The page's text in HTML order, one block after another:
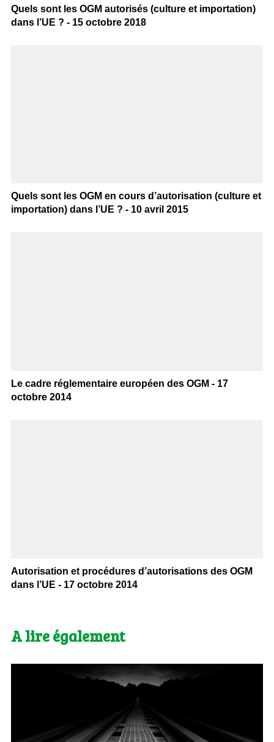
Quels sont les OGM autorisés (culture et importation)
dans l’UE ? - 15 octobre 2018
Quels sont les OGM en cours d’autorisation (culture et
importation) dans l’UE ? - 10 avril 2015
Le cadre réglementaire européen des OGM - 17
octobre 2014
Autorisation et procédures d’autorisations des OGM
dans l’UE - 17 octobre 2014
A lire également